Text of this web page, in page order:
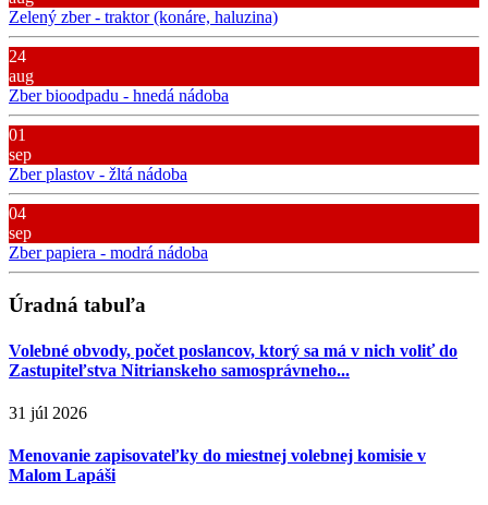
Zelený zber - traktor (konáre, haluzina)
24
aug
Zber bioodpadu - hnedá nádoba
01
sep
Zber plastov - žltá nádoba
04
sep
Zber papiera - modrá nádoba
Úradná tabuľa
Volebné obvody, počet poslancov, ktorý sa má v nich voliť do
Zastupiteľstva Nitrianskeho samosprávneho...
31 júl 2026
Menovanie zapisovateľky do miestnej volebnej komisie v
Malom Lapáši